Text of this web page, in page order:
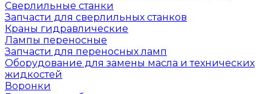
Сверлильные станки
Запчасти для сверлильных станков
Краны гидравлические
Лампы переносные
Запчасти для переносных ламп
Оборудование для замены масла и технических
жидкостей
Воронки